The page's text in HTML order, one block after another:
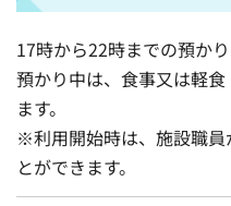
17時から22時までの預かり
預かり中は、食事又は軽
ます。
※利用開始時は、施設職員
とができます。